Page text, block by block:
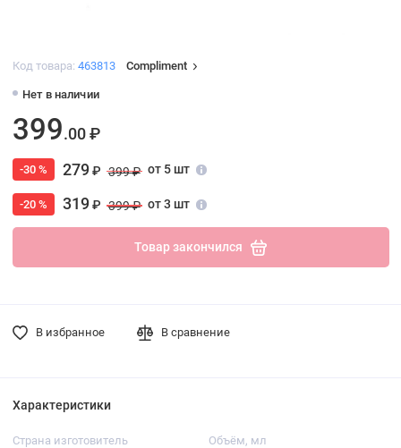
Код товара: 463813 Compliment
Нет в наличии
399.00 ₽
-30 % 279₽ 399 ₽ от 5 шт
-20 % 319₽ 399 ₽ от 3 шт
Товар закончился
В избранное В сравнение
Характеристики
Страна изготовитель Объём, мл